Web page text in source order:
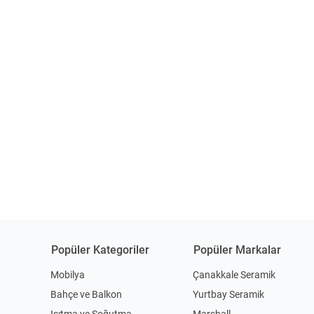
Popüler Kategoriler
Mobilya
Bahçe ve Balkon
Popüler Markalar
Çanakkale Seramik
Yurtbay Seramik